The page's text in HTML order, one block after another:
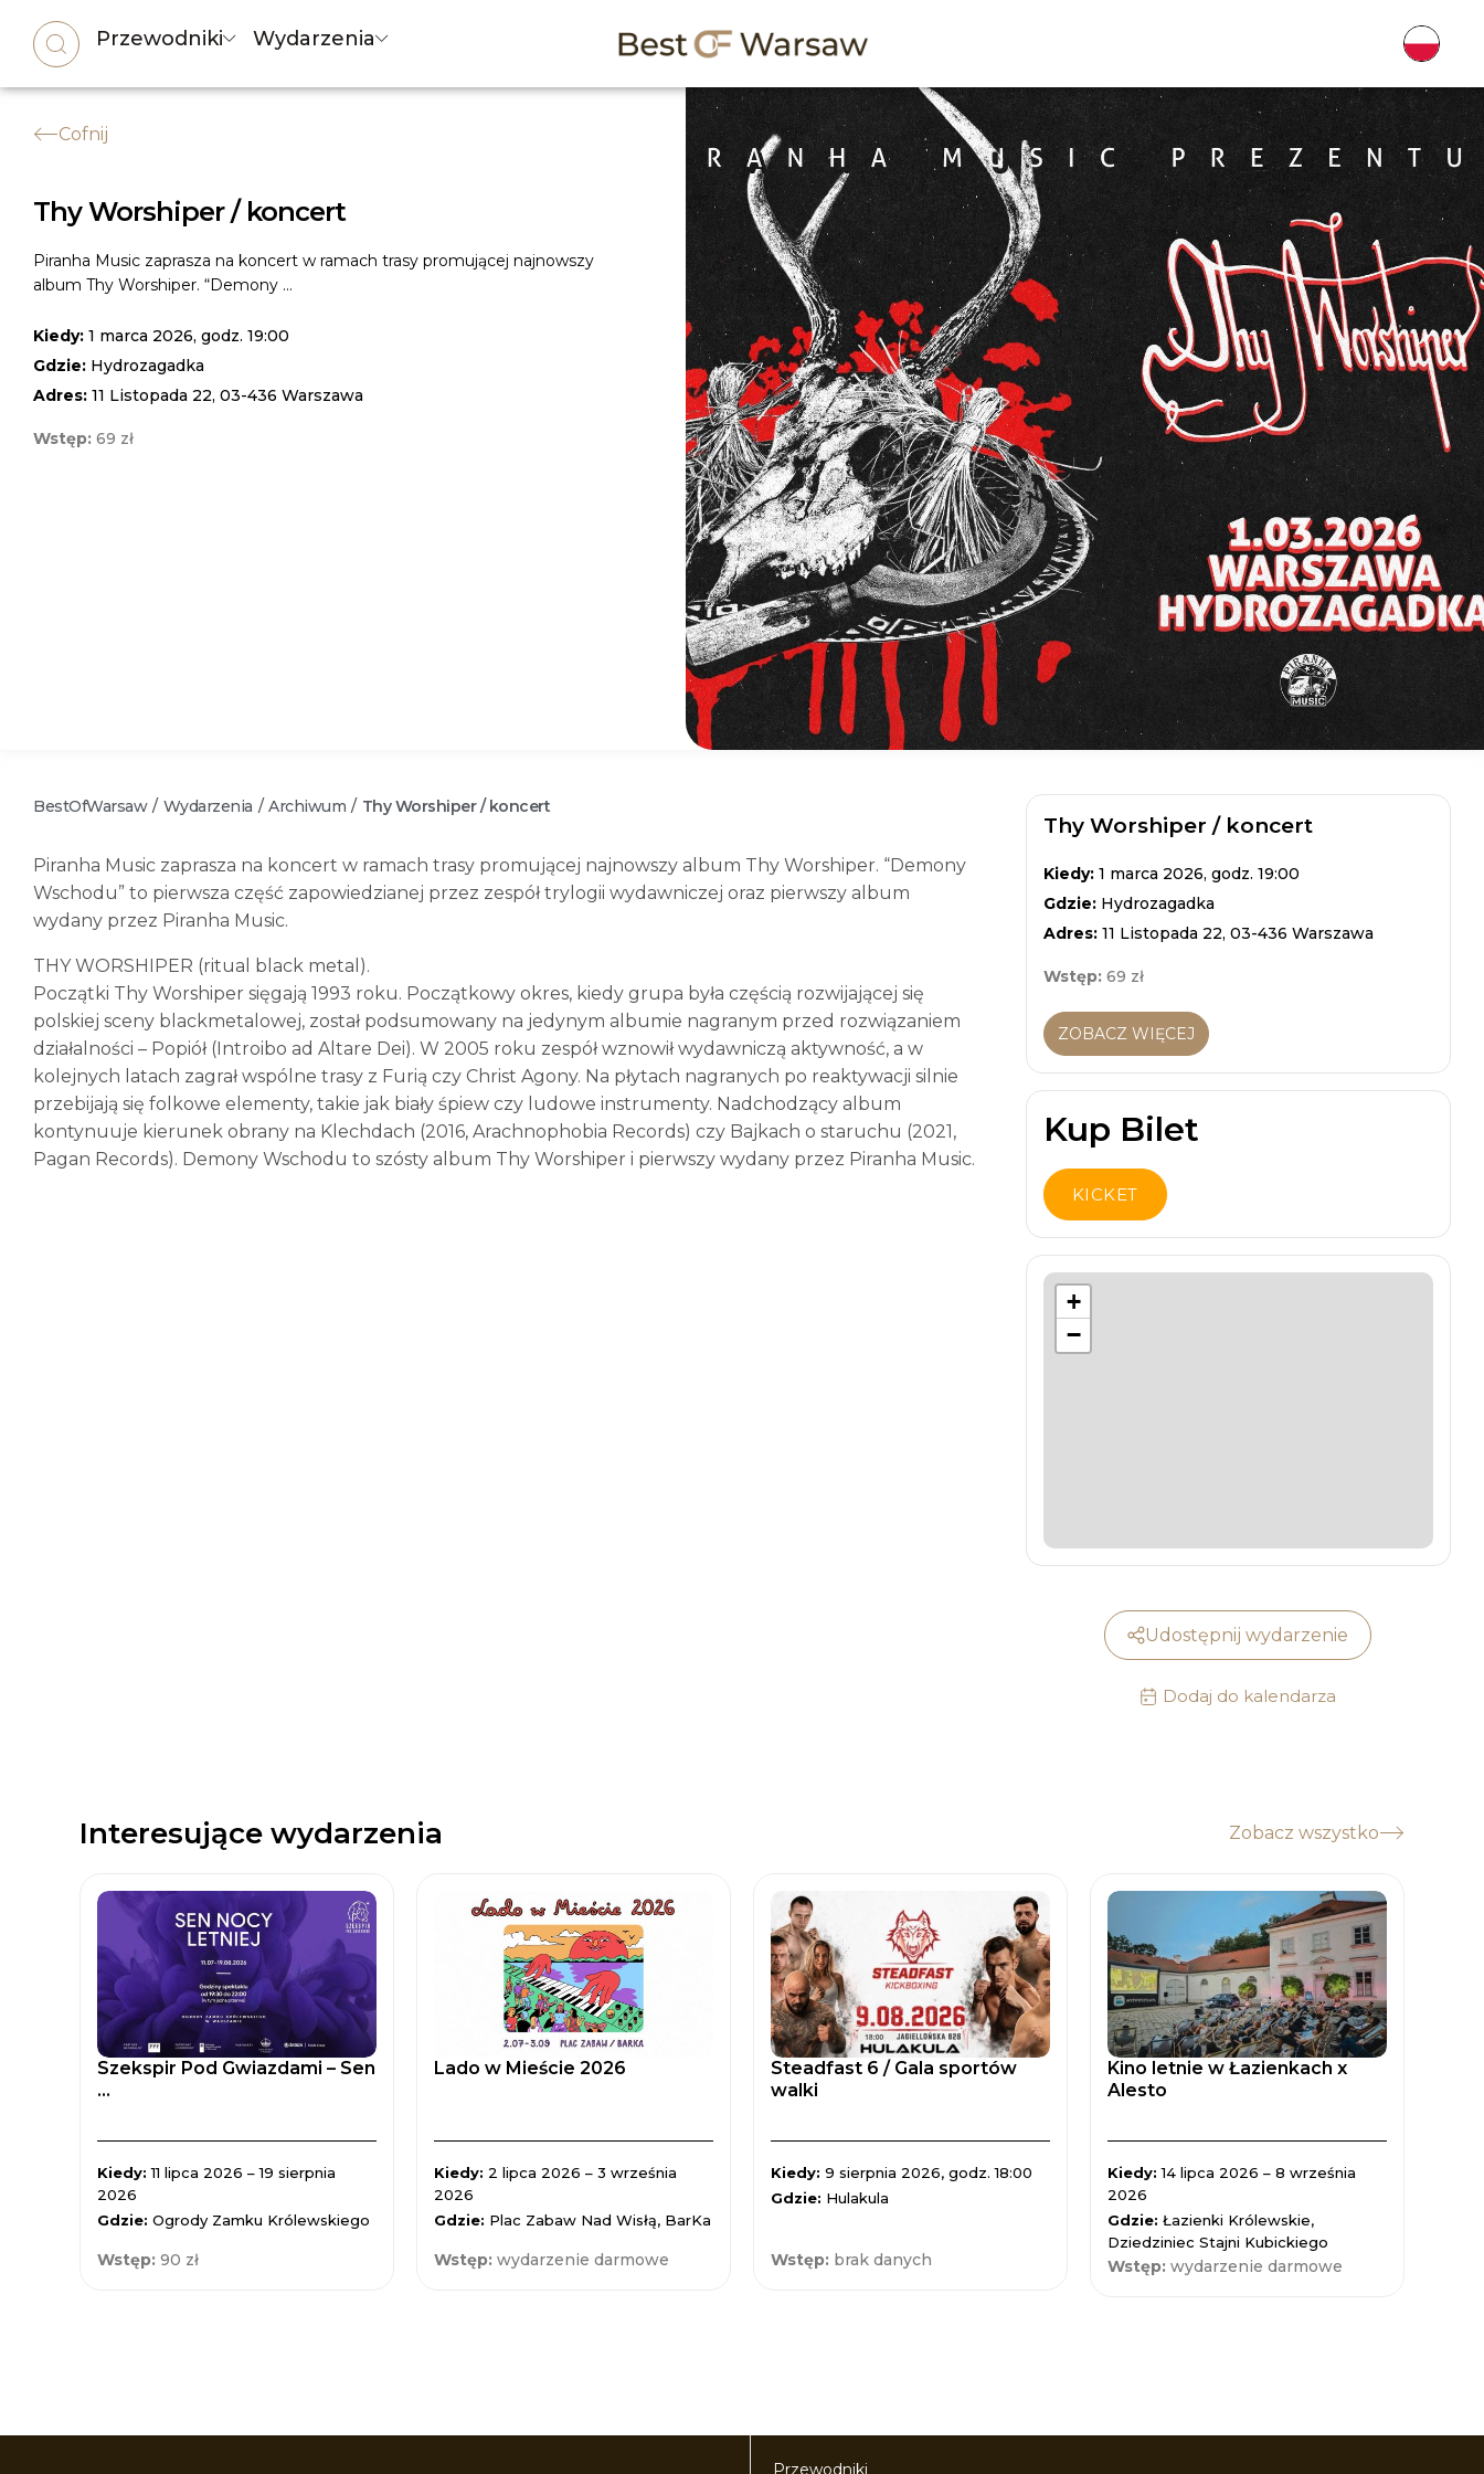
Przewodniki Wydarzenia
Cofnij
Thy Worshiper / koncert
Piranha Music zaprasza na koncert w ramach trasy promującej najnowszy
album Thy Worshiper. “Demony ...
Kiedy: 1 marca 2026, godz. 19:00
Gdzie: Hydrozagadka
Adres: 11 Listopada 22, 03-436 Warszawa
Wstęp: 69 zł
BestOfWarsaw / Wydarzenia / Archiwum / Thy Worshiper / koncert
Piranha Music zaprasza na koncert w ramach trasy promującej najnowszy album Thy Worshiper. “Demony
Wschodu” to pierwsza część zapowiedzianej przez zespół trylogii wydawniczej oraz pierwszy album
wydany przez Piranha Music.
THY WORSHIPER (ritual black metal).
Początki Thy Worshiper sięgają 1993 roku. Początkowy okres, kiedy grupa była częścią rozwijającej się
polskiej sceny blackmetalowej, został podsumowany na jedynym albumie nagranym przed rozwiązaniem
działalności – Popiół (Introibo ad Altare Dei). W 2005 roku zespół wznowił wydawniczą aktywność, a w
kolejnych latach zagrał wspólne trasy z Furią czy Christ Agony. Na płytach nagranych po reaktywacji silnie
przebijają się folkowe elementy, takie jak biały śpiew czy ludowe instrumenty. Nadchodzący album
kontynuuje kierunek obrany na Klechdach (2016, Arachnophobia Records) czy Bajkach o staruchu (2021,
Pagan Records). Demony Wschodu to szósty album Thy Worshiper i pierwszy wydany przez Piranha Music.
Thy Worshiper / koncert
Kiedy: 1 marca 2026, godz. 19:00
Gdzie: Hydrozagadka
Adres: 11 Listopada 22, 03-436 Warszawa
Wstęp: 69 zł
ZOBACZ WIĘCEJ
Kup Bilet
KICKET
+
−
Udostępnij wydarzenie
Dodaj do kalendarza
Interesujące wydarzenia Zobacz wszystko
Szekspir Pod Gwiazdami – Sen
...
Kiedy:11 lipca 2026 – 19 sierpnia
2026
Gdzie: Ogrody Zamku Królewskiego
Wstęp: 90 zł
Lado w Mieście 2026
Kiedy: 2 lipca 2026 – 3 września
2026
Gdzie: Plac Zabaw Nad Wisłą, BarKa
Wstęp: wydarzenie darmowe
Steadfast 6 / Gala sportów
walki
Kiedy: 9 sierpnia 2026, godz. 18:00
Gdzie: Hulakula
Wstęp: brak danych
Kino letnie w Łazienkach x
Alesto
Kiedy:14 lipca 2026 – 8 września
2026
Gdzie: Łazienki Królewskie,
Dziedziniec Stajni Kubickiego
Wstęp: wydarzenie darmowe
Przewodniki